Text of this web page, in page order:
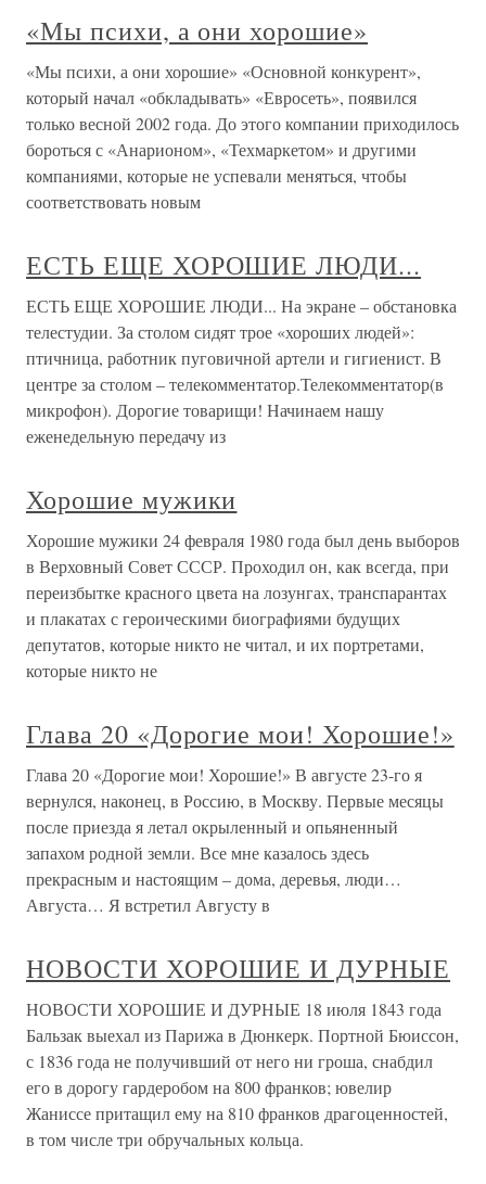
«Мы психи, а они хорошие»
«Мы психи, а они хорошие» «Основной конкурент»,
который начал «обкладывать» «Евросеть», появился
только весной 2002 года. До этого компании приходилось
бороться с «Анарионом», «Техмаркетом» и другими
компаниями, которые не успевали меняться, чтобы
соответствовать новым
ЕСТЬ ЕЩЕ ХОРОШИЕ ЛЮДИ...
ЕСТЬ ЕЩЕ ХОРОШИЕ ЛЮДИ... На экране – обстановка
телестудии. За столом сидят трое «хороших людей»:
птичница, работник пуговичной артели и гигиенист. В
центре за столом – телекомментатор.Телекомментатор(в
микрофон). Дорогие товарищи! Начинаем нашу
еженедельную передачу из
Хорошие мужики
Хорошие мужики 24 февраля 1980 года был день выборов
в Верховный Совет СССР. Проходил он, как всегда, при
переизбытке красного цвета на лозунгах, транспарантах
и плакатах с героическими биографиями будущих
депутатов, которые никто не читал, и их портретами,
которые никто не
Глава 20 «Дорогие мои! Хорошие!»
Глава 20 «Дорогие мои! Хорошие!» В августе 23-го я
вернулся, наконец, в Россию, в Москву. Первые месяцы
после приезда я летал окрыленный и опьяненный
запахом родной земли. Все мне казалось здесь
прекрасным и настоящим – дома, деревья, люди…
Августа… Я встретил Августу в
НОВОСТИ ХОРОШИЕ И ДУРНЫЕ
НОВОСТИ ХОРОШИЕ И ДУРНЫЕ 18 июля 1843 года
Бальзак выехал из Парижа в Дюнкерк. Портной Бюиссон,
с 1836 года не получивший от него ни гроша, снабдил
его в дорогу гардеробом на 800 франков; ювелир
Жаниссе притащил ему на 810 франков драгоценностей,
в том числе три обручальных кольца.